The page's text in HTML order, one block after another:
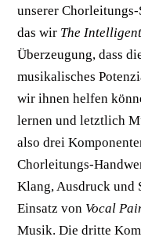
unserer
das wir The
Überzeugung, dass
musikalisches
wir ihnen helfen
lernen und letztlich
also drei
Chorleitungs-
Klang, Ausdruck und
Einsatz von Vocal
Musik. Die dritte